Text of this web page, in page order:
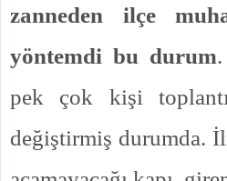
zanneden ilçe
yöntemdi bu durum
pek çok kişi
değiştirmiş durumda.